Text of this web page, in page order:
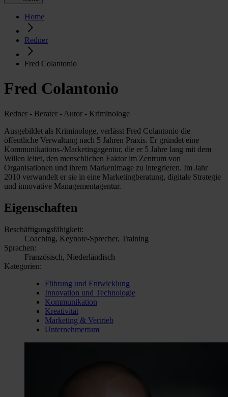
Home
Redner
Fred Colantonio
Fred Colantonio
Redner - Berater - Autor - Kriminologe
Ausgebildet als Kriminologe, verlässt Fred Colantonio die
öffentliche Verwaltung nach 5 Jahren Praxis. Er gründet eine
Kommunikations-/Marketingagentur, die er 5 Jahre lang mit dem
Willen leitet, den menschlichen Faktor im Zentrum von
Organisationen und ihrem Markenimage zu integrieren. Im Jahr
2010 verwandelt er sie in eine Marketingberatung, digitale Strategie
und innovative Managementagentur.
Eigenschaften
Beschäftigungsfähigkeit:
Coaching, Keynote-Sprecher, Training
Sprachen:
Französisch, Niederländisch
Kategorien:
Führung und Entwicklung
Innovation und Technologie
Kommunikation
Kreativität
Marketing & Vertrieb
Unternehmertum